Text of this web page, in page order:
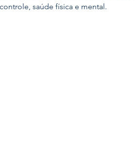
saúde física e mental.